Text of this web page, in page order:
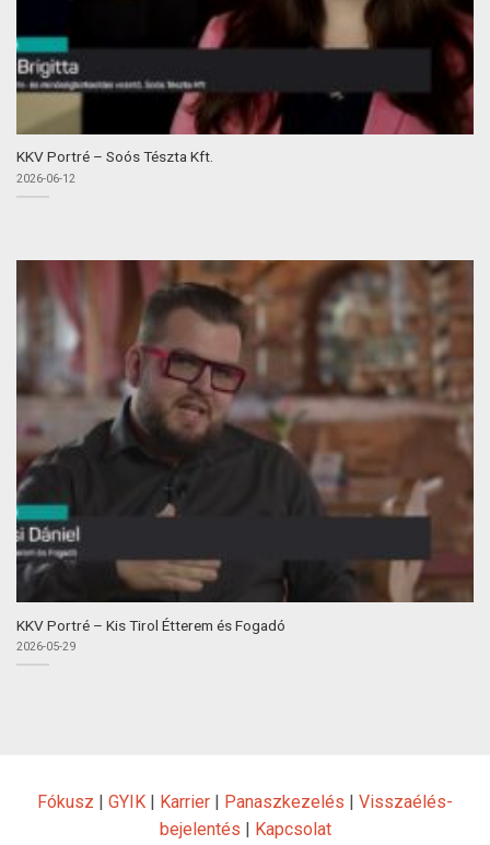
KKV Portré – Soós Tészta Kft.
2026-06-12
KKV Portré – Kis Tirol Étterem és Fogadó
2026-05-29
Fókusz GYIK Karrier Panaszkezelés
Visszaélés-
bejelentés
Kapcsolat